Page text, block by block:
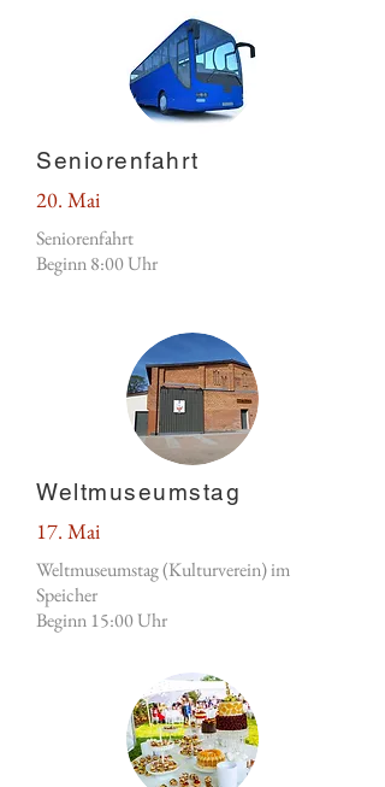
Seniorenfahrt
20. Mai
Seniorenfahrt
Beginn 8:00 Uhr
Weltmuseumstag
17. Mai
Weltmuseumstag (Kulturverein) im
Speicher
Beginn 15:00 Uhr